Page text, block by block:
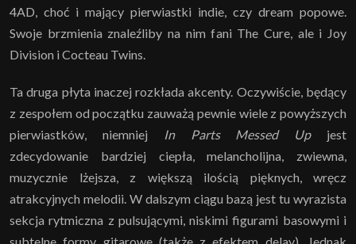
4AD, choć i mający pierwiastki indie, czy dream popowe.
Swoje brzmienia znaleźliby na nim fani The Cure, ale i Joy
Division i Cocteau Twins.
Ta druga płyta inaczej rozkłada akcenty. Oczywiście, będący
z zespołem od początku zauważą pewnie wiele z powyższych
pierwiastków, niemniej
In Parts Messed Upjest
zdecydowanie bardziej ciepła, melancholijna, zwiewna,
muzycznie lżejsza, z większą ilością pięknych, wręcz
atrakcyjnych melodii. W dalszym ciągu bazą jest tu wyrazista
sekcja rytmiczna z pulsującymi, niskimi figurami basowymi i